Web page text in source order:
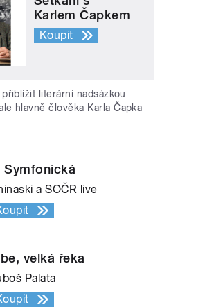
Karlem Čapkem
Koupit
literární nadsázkou
hlavně člověka Karla Čapka
Symfonická
a SOČR live
velká řeka
Palata